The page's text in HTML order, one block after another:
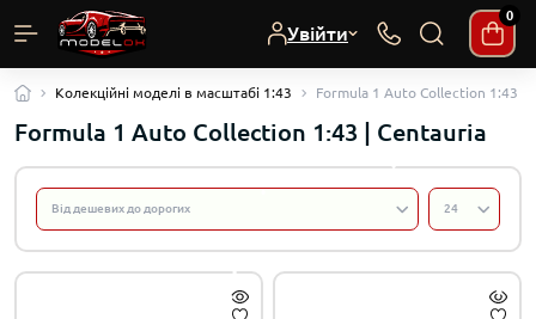
Увійти
0
Колекційні моделі в масштабі 1:43 Formula 1 Auto Collection 1:43 |
Formula 1 Auto Collection 1:43 | Centauria